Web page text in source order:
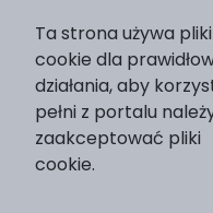
tam, gdzie to
Wszystkie
są
dotyczy –
Ta strona używa pliki
cookie dla
działania, aby
pełni z portalu
zaakceptować pliki
cookie.